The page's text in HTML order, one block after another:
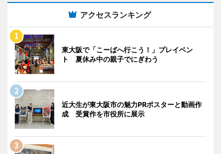
アクセスランキング
東大阪で「こーばへ行こう！」プレイベン
ト 夏休み中の親子でにぎわう
近大生が東大阪市の魅力PRポスターと動画作
成 受賞作を市役所に展示